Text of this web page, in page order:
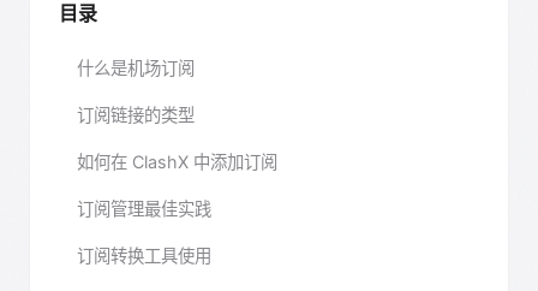
目录
什么是机场订阅
订阅链接的类型
如何在 ClashX 中添加订阅
订阅管理最佳实践
订阅转换工具使用